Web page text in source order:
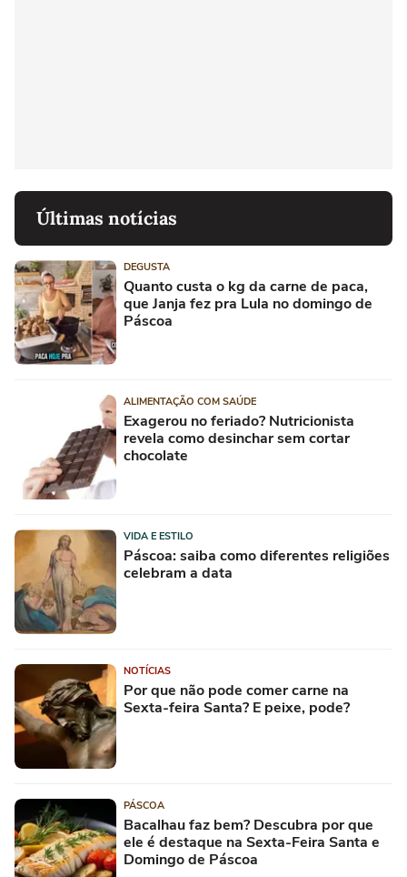
Últimas notícias
DEGUSTA
Quanto custa o kg da carne de paca,
que Janja fez pra Lula no domingo de
Páscoa
ALIMENTAÇÃO COM SAÚDE
Exagerou no feriado? Nutricionista
revela como desinchar sem cortar
chocolate
VIDA E ESTILO
Páscoa: saiba como diferentes religiões
celebram a data
NOTÍCIAS
Por que não pode comer carne na
Sexta-feira Santa? E peixe, pode?
PÁSCOA
Bacalhau faz bem? Descubra por que
ele é destaque na Sexta-Feira Santa e
Domingo de Páscoa